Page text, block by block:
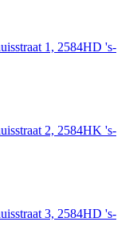
1, 2584HD 's-
2, 2584HK 's-
3, 2584HD 's-